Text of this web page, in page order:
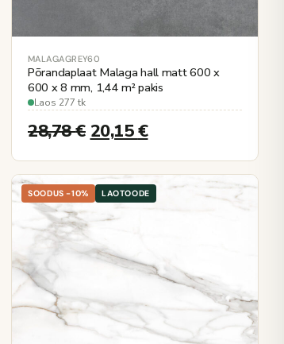
MALAGAGREY60
Põrandaplaat Malaga hall matt 600 x
600 x 8 mm, 1,44 m² pakis
Laos 277 tk
28,78€ 20,15€
SOODUS -10% LAOTOODE